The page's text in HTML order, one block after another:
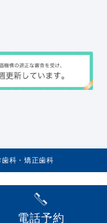
科・矯正歯科
電話予約